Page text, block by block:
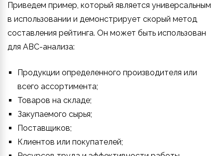
Приведем пример, который является универсальным
в использовании и демонстрирует скорый метод
составления рейтинга. Он может быть использован
для ABC-анализа:
Продукции определенного производителя или
всего ассортимента;
Товаров на складе;
Закупаемого сырья;
Поставщиков;
Клиентов или покупателей;